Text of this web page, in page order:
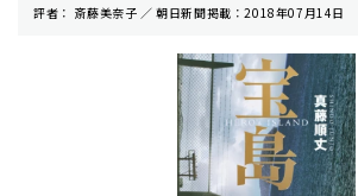
評者： 斎藤美奈子 ／ 朝⽇新聞掲載：2018年07月14日